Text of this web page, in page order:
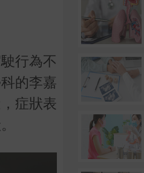
行為不
的李嘉
症狀表